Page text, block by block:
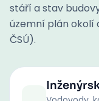
stáří a stav
územní plán okolí
ČSÚ).